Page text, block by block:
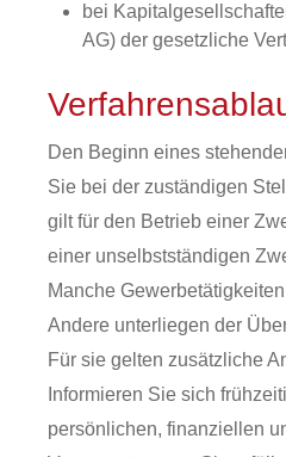
bei
AG) der gesetzliche
Den Beginn eines
Sie bei der zuständigen
gilt für den Betrieb einer
einer unselbstständigen
Manche
Andere unterliegen der
Für sie gelten zusätzliche
Informieren Sie sich
persönlichen, finanziellen